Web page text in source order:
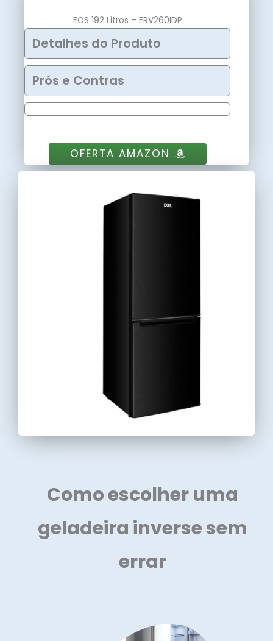
EOS 192 Litros – ERV260IDP
Detalhes do Produto
Prós e Contras
OFERTA AMAZON
Como escolher uma
geladeira inverse sem
errar